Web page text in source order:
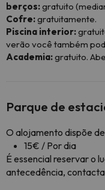
berços:gratuito
Cofre:gratuitamente.
Piscina interior:
verão você também
Academia:gratuito.
Parque de
O alojamento dispõe
15€ / Por dia
É essencial reservar o
antecedência,